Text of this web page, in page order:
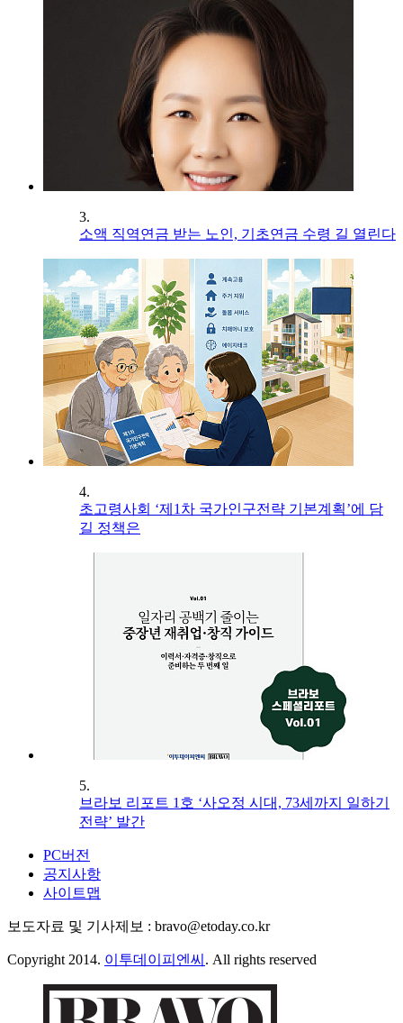
3.
소액 직역연금 받는 노인, 기초연금 수령 길 열린다
4.
초고령사회 ‘제1차 국가인구전략 기본계획’에 담
길 정책은
5.
브라보 리포트 1호 ‘사오정 시대, 73세까지 일하기
전략’ 발간
PC버전
공지사항
사이트맵
보도자료 및 기사제보 : bravo@etoday.co.kr
Copyright 2014. 이투데이피엔씨 . All rights reserved